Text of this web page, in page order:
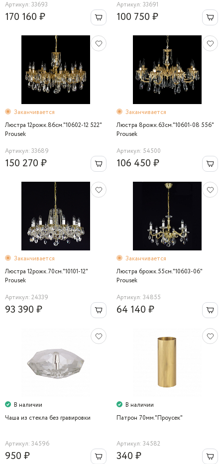
Артикул: 33693
170 160 ₽
Артикул: 33691
100 750 ₽
Заканчивается
Люстра 12рожк.86см."10602-12 522"
Prousek
Артикул: 33689
150 270 ₽
Заканчивается
Люстра 8рожк.63см."10601-08 556"
Prousek
Артикул: 54500
106 450 ₽
Заканчивается
Люстра 12рожк.70см."10101-12"
Prousek
Артикул: 24339
93 390 ₽
Заканчивается
Люстра 6рожк.55см."10603-06"
Prousek
Артикул: 34855
64 140 ₽
В наличии
Чаша из стекла без гравировки
Артикул: 34596
950 ₽
В наличии
Патрон 70мм."Проусек"
Артикул: 34582
340 ₽